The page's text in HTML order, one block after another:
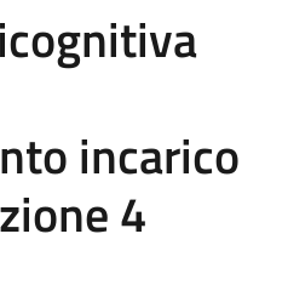
incarico
4